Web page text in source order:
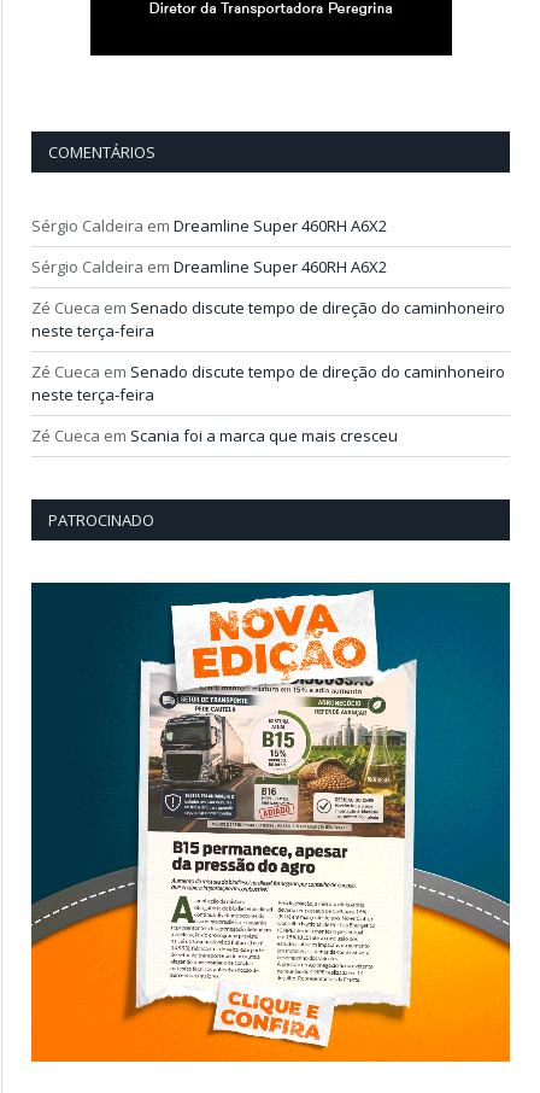
COMENTÁRIOS
Sérgio Caldeira em Dreamline Super 460RH A6X2
Sérgio Caldeira em Dreamline Super 460RH A6X2
Zé Cueca em Senado discute tempo de direção do caminhoneiro
neste terça-feira
Zé Cueca em Senado discute tempo de direção do caminhoneiro
neste terça-feira
Zé Cueca em Scania foi a marca que mais cresceu
PATROCINADO